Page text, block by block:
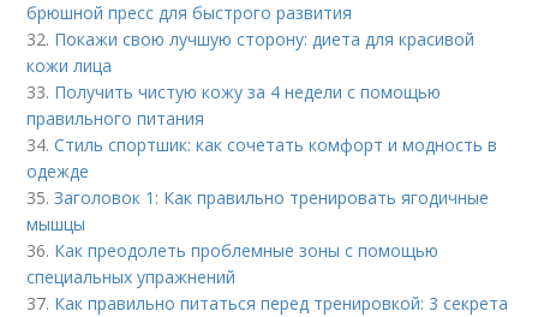
брюшной пресс для быстрого развития
32. Покажи свою лучшую сторону: диета для красивой
кожи лица
33. Получить чистую кожу за 4 недели с помощью
правильного питания
34.Стиль спортшик: как сочетать комфорт и модность в
одежде
35.Заголовок 1: Как правильно тренировать ягодичные
мышцы
36. Как преодолеть проблемные зоны с помощью
специальных упражнений
37. Как правильно питаться перед тренировкой: 3 секрета